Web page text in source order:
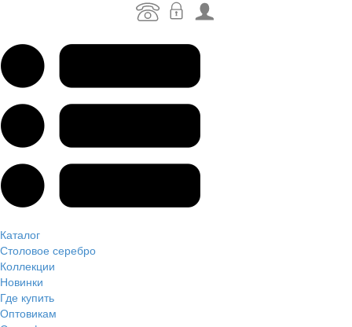
Каталог
Столовое серебро
Коллекции
Новинки
Где купить
Оптовикам